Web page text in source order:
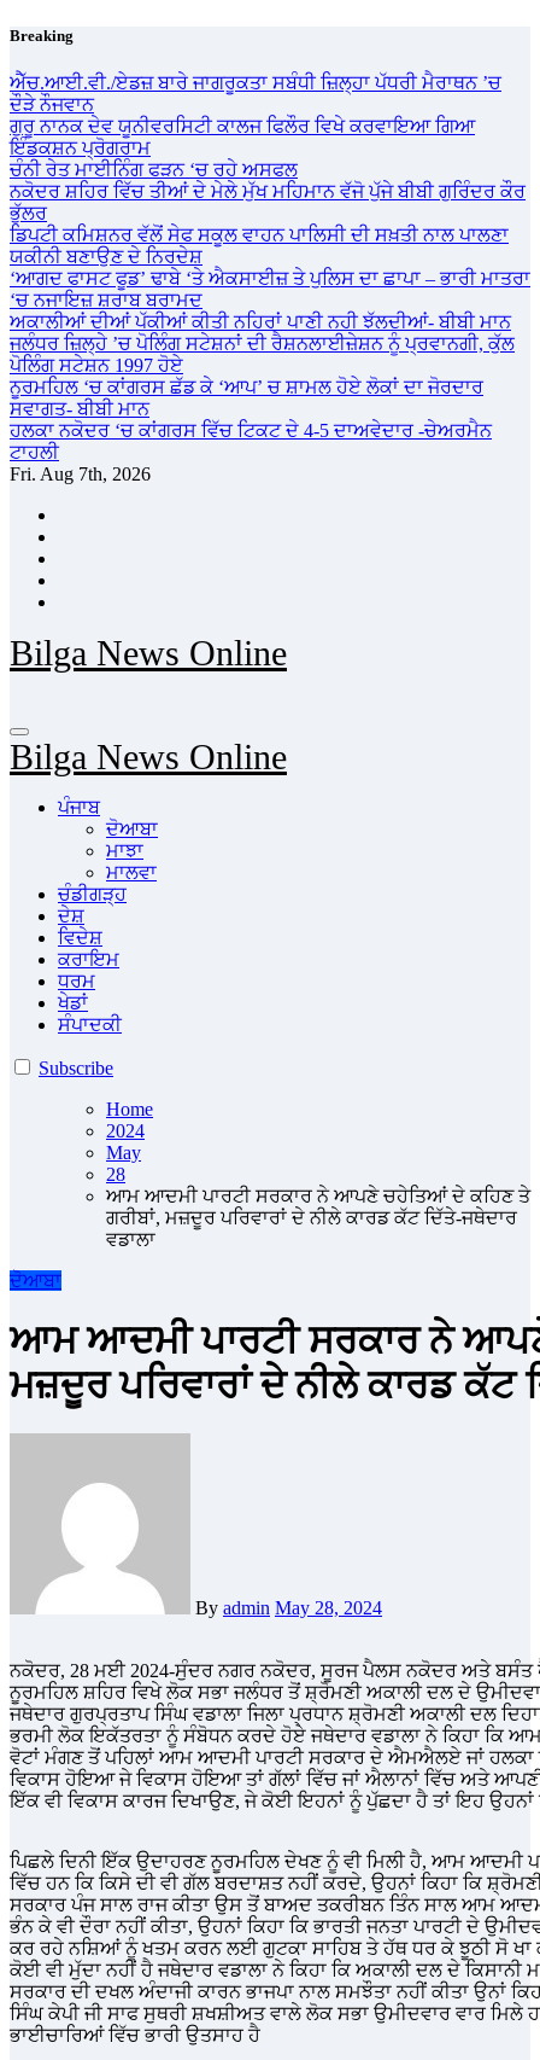
Skip
content
Breaking
ਐੱਚ.ਆਈ.ਵੀ./ਏਡਜ਼ ਬਾਰੇ ਜਾਗਰੂਕਤਾ ਸਬੰਧੀ ਜ਼ਿਲ੍ਹਾ ਪੱਧਰੀ ਮੈਰਾਥਨ ’ਚ
ਦੌੜੇ ਨੌਜਵਾਨ
ਗੁਰੂ ਨਾਨਕ ਦੇਵ ਯੂਨੀਵਰਸਿਟੀ ਕਾਲਜ ਫਿਲੌਰ ਵਿਖੇ ਕਰਵਾਇਆ ਗਿਆ
ਇੰਡਕਸ਼ਨ ਪ੍ਰੋਗਰਾਮ
ਚੰਨੀ ਰੇਤ ਮਾਈਨਿੰਗ ਫੜਨ ‘ਚ ਰਹੇ ਅਸਫਲ
ਨਕੋਦਰ ਸ਼ਹਿਰ ਵਿੱਚ ਤੀਆਂ ਦੇ ਮੇਲੇ ਮੁੱਖ ਮਹਿਮਾਨ ਵੱਜੋ ਪੁੱਜੇ ਬੀਬੀ ਗੁਰਿੰਦਰ ਕੌਰ
ਭੁੱਲਰ
ਡਿਪਟੀ ਕਮਿਸ਼ਨਰ ਵੱਲੋਂ ਸੇਫ ਸਕੂਲ ਵਾਹਨ ਪਾਲਿਸੀ ਦੀ ਸਖ਼ਤੀ ਨਾਲ ਪਾਲਣਾ
ਯਕੀਨੀ ਬਣਾਉਣ ਦੇ ਨਿਰਦੇਸ਼
‘ਆਗਦ ਫਾਸਟ ਫੂਡ’ ਢਾਬੇ ‘ਤੇ ਐਕਸਾਈਜ਼ ਤੇ ਪੁਲਿਸ ਦਾ ਛਾਪਾ – ਭਾਰੀ ਮਾਤਰਾ
‘ਚ ਨਜਾਇਜ਼ ਸ਼ਰਾਬ ਬਰਾਮਦ
ਅਕਾਲੀਆਂ ਦੀਆਂ ਪੱਕੀਆਂ ਕੀਤੀ ਨਹਿਰਾਂ ਪਾਣੀ ਨਹੀ ਝੱਲਦੀਆਂ- ਬੀਬੀ ਮਾਨ
ਜਲੰਧਰ ਜ਼ਿਲ੍ਹੇ ’ਚ ਪੋਲਿੰਗ ਸਟੇਸ਼ਨਾਂ ਦੀ ਰੈਸ਼ਨਲਾਈਜ਼ੇਸ਼ਨ ਨੂੰ ਪ੍ਰਵਾਨਗੀ, ਕੁੱਲ
ਪੋਲਿੰਗ ਸਟੇਸ਼ਨ 1997 ਹੋਏ
ਨੂਰਮਹਿਲ ‘ਚ ਕਾਂਗਰਸ ਛੱਡ ਕੇ ‘ਆਪ’ ਚ ਸ਼ਾਮਲ ਹੋਏ ਲੋਕਾਂ ਦਾ ਜੋਰਦਾਰ
ਸਵਾਗਤ- ਬੀਬੀ ਮਾਨ
ਹਲਕਾ ਨਕੋਦਰ ‘ਚ ਕਾਂਗਰਸ ਵਿੱਚ ਟਿਕਟ ਦੇ 4-5 ਦਾਅਵੇਦਾਰ -ਚੇਅਰਮੈਨ
ਟਾਹਲੀ
Fri. Aug 7th, 2026
Bilga News Online
Bilga News Online
ਪੰਜਾਬ
ਦੋਆਬਾ
ਮਾਝਾ
ਮਾਲਵਾ
ਚੰਡੀਗੜ੍ਹ
ਦੇਸ਼
ਵਿਦੇਸ਼
ਕਰਾਇਮ
ਧਰਮ
ਖੇਡਾਂ
ਸੰਪਾਦਕੀ
Subscribe
Home
2024
May
28
ਆਮ ਆਦਮੀ ਪਾਰਟੀ ਸਰਕਾਰ ਨੇ ਆਪਣੇ ਚਹੇਤਿਆਂ ਦੇ ਕਹਿਣ ਤੇ
ਗਰੀਬਾਂ, ਮਜ਼ਦੂਰ ਪਰਿਵਾਰਾਂ ਦੇ ਨੀਲੇ ਕਾਰਡ ਕੱਟ ਦਿੱਤੇ-ਜਥੇਦਾਰ
ਵਡਾਲਾ
ਦੋਆਬਾ
ਆਮ ਆਦਮੀ ਪਾਰਟੀ ਸਰਕਾਰ ਨੇ
ਮਜ਼ਦੂਰ ਪਰਿਵਾਰਾਂ ਦੇ ਨੀਲੇ ਕਾਰਡ ਕੱਟ
By admin May 28, 2024
ਨਕੋਦਰ, 28 ਮਈ 2024-ਸੁੰਦਰ ਨਗਰ ਨਕੋਦਰ, ਸੂਰਜ ਪੈਲਸ ਨਕੋਦਰ ਅਤੇ ਬਸੰਤ ਪੈਲਸ ਨੂਰਮਹਿਲ, ਕੱਚਾ ਪੱਕਾ ਵੇਹੜਾ ਨੂਰਮਹਿਲ, ਬਾਬਾ ਹਜੂਰੀ ਸ਼ਾਹ
ਨੂਰਮਹਿਲ ਸ਼ਹਿਰ ਵਿਖੇ ਲੋਕ ਸਭਾ ਜਲੰਧਰ ਤੋਂ ਸ਼੍ਰੋਮਣੀ ਅਕਾਲੀ ਦਲ ਦੇ
ਜਥੇਦਾਰ ਗੁਰਪ੍ਰਤਾਪ ਸਿੰਘ ਵਡਾਲਾ ਜਿਲਾ ਪ੍ਰਧਾਨ ਸ਼੍ਰੋਮਣੀ ਅਕਾਲੀ ਦਲ
ਭਰਮੀ ਲੋਕ ਇਕੱਤਰਤਾ ਨੂੰ ਸੰਬੋਧਨ ਕਰਦੇ ਹੋਏ ਜਥੇਦਾਰ ਵਡਾਲਾ ਨੇ ਕਿਹਾ ਕਿ
ਵੋਟਾਂ ਮੰਗਣ ਤੋਂ ਪਹਿਲਾਂ ਆਮ ਆਦਮੀ ਪਾਰਟੀ ਸਰਕਾਰ ਦੇ ਐਮਐਲਏ ਜਾਂ
ਵਿਕਾਸ ਹੋਇਆ ਜੇ ਵਿਕਾਸ ਹੋਇਆ ਤਾਂ ਗੱਲਾਂ ਵਿੱਚ ਜਾਂ ਐਲਾਨਾਂ ਵਿੱਚ ਅਤੇ
ਇੱਕ ਵੀ ਵਿਕਾਸ ਕਾਰਜ ਦਿਖਾਉਣ, ਜੇ ਕੋਈ ਇਹਨਾਂ ਨੂੰ ਪੁੱਛਦਾ ਹੈ ਤਾਂ ਇਹ
ਪਿਛਲੇ ਦਿਨੀ ਇੱਕ ਉਦਾਹਰਣ ਨੂਰਮਹਿਲ ਦੇਖਣ ਨੂੰ ਵੀ ਮਿਲੀ ਹੈ, ਆਮ
ਵਿੱਚ ਹਨ ਕਿ ਕਿਸੇ ਦੀ ਵੀ ਗੱਲ ਬਰਦਾਸ਼ਤ ਨਹੀਂ ਕਰਦੇ, ਉਹਨਾਂ ਕਿਹਾ ਕਿ
ਸਰਕਾਰ ਪੰਜ ਸਾਲ ਰਾਜ ਕੀਤਾ ਉਸ ਤੋਂ ਬਾਅਦ ਤਕਰੀਬਨ ਤਿੰਨ ਸਾਲ ਆਮ
ਭੰਨ ਕੇ ਵੀ ਦੌਰਾ ਨਹੀਂ ਕੀਤਾ, ਉਹਨਾਂ ਕਿਹਾ ਕਿ ਭਾਰਤੀ ਜਨਤਾ ਪਾਰਟੀ ਦੇ
ਕਰ ਰਹੇ ਨਸ਼ਿਆਂ ਨੂੰ ਖਤਮ ਕਰਨ ਲਈ ਗੁਟਕਾ ਸਾਹਿਬ ਤੇ ਹੱਥ ਧਰ ਕੇ ਝੂਠੀ ਸੋ
ਕੋਈ ਵੀ ਮੁੱਦਾ ਨਹੀਂ ਹੈ ਜਥੇਦਾਰ ਵਡਾਲਾ ਨੇ ਕਿਹਾ ਕਿ ਅਕਾਲੀ ਦਲ ਦੇ
ਸਰਕਾਰ ਦੀ ਦਖਲ ਅੰਦਾਜੀ ਕਾਰਨ ਭਾਜਪਾ ਨਾਲ ਸਮਝੌਤਾ ਨਹੀਂ ਕੀਤਾ ਉਨਾਂ
ਸਿੰਘ ਕੇਪੀ ਜੀ ਸਾਫ ਸੁਥਰੀ ਸ਼ਖਸ਼ੀਅਤ ਵਾਲੇ ਲੋਕ ਸਭਾ ਉਮੀਦਵਾਰ ਵਾਰ
ਭਾਈਚਾਰਿਆਂ ਵਿੱਚ ਭਾਰੀ ਉਤਸਾਹ ਹੈ